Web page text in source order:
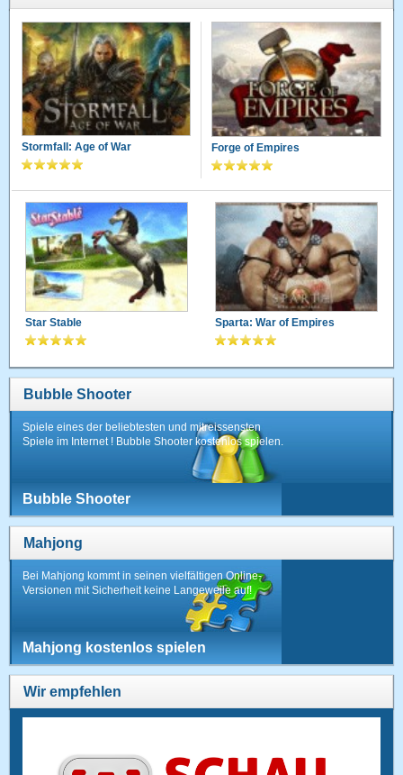
Stormfall: Age of War Forge of Empires
Star Stable Sparta: War of Empires
Bubble Shooter
Spiele eines der beliebtesten und mitreissensten
Spiele im Internet ! Bubble Shooter kostenlos spielen.
Bubble Shooter
Mahjong
Bei Mahjong kommt in seinen vielfältigen Online-
Versionen mit Sicherheit keine Langeweile auf!
Mahjong kostenlos spielen
Wir empfehlen